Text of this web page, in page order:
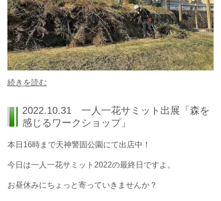
続きを読む
2022.10.31 一人一花サミット出展「森を
感じるワークショップ」
本日16時まで天神警固公園にて出店中！
今日は一人一花サミット2022の最終日ですよ。
お昼休みにちょっと寄っていきませんか？